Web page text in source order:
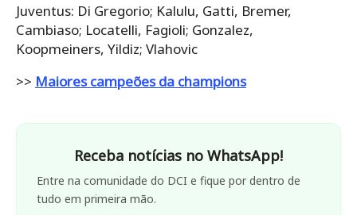
Juventus: Di Gregorio; Kalulu, Gatti, Bremer,
Cambiaso; Locatelli, Fagioli; Gonzalez,
Koopmeiners, Yildiz; Vlahovic
>> Maiores campeões da champions
Receba notícias no WhatsApp!
Entre na comunidade do DCI e fique por dentro de
tudo em primeira mão.